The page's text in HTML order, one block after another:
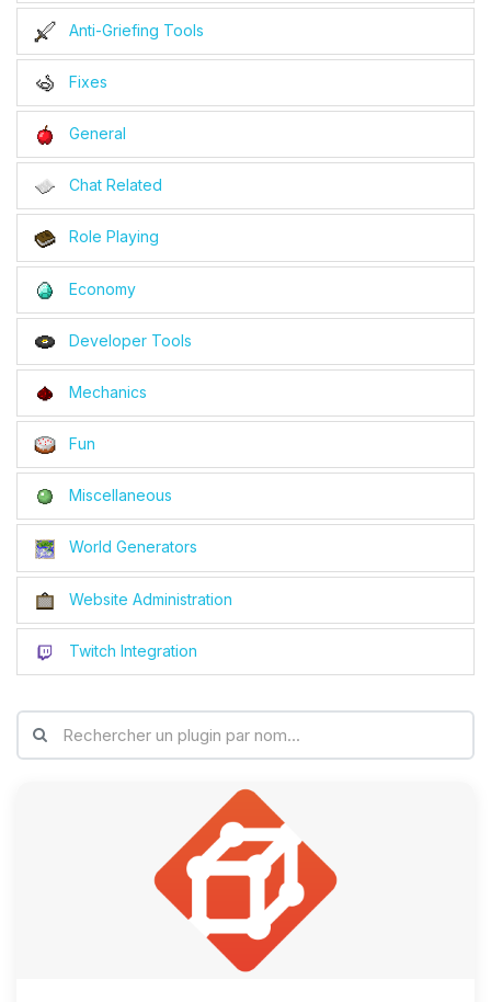
Anti-Griefing Tools
Fixes
General
Chat Related
Role Playing
Economy
Developer Tools
Mechanics
Fun
Miscellaneous
World Generators
Website Administration
Twitch Integration